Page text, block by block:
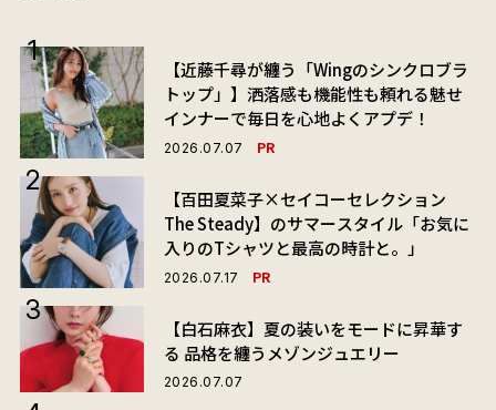
【近藤千尋が纏う「Wingのシンクロブラ
トップ」】洒落感も機能性も頼れる魅せ
インナーで毎日を心地よくアプデ！
2026.07.07 PR
【百田夏菜子×セイコーセレクション
The Steady】のサマースタイル「お気に
入りのTシャツと最高の時計と。」
2026.07.17 PR
【白石麻衣】夏の装いをモードに昇華す
る 品格を纏うメゾンジュエリー
2026.07.07